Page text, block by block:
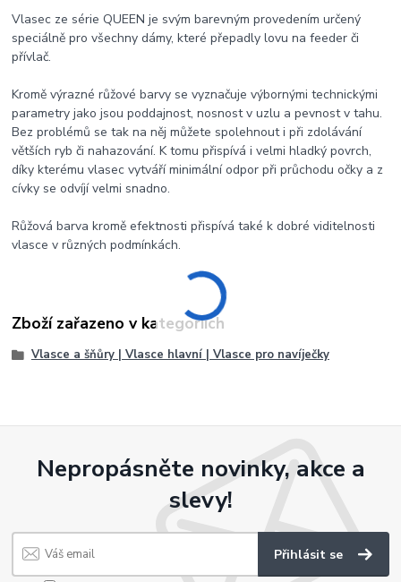
Vlasec ze série QUEEN je svým barevným provedením určený
speciálně pro všechny dámy, které přepadly lovu na feeder či
přívlač.
Kromě výrazné růžové barvy se vyznačuje výbornými technickými
parametry jako jsou poddajnost, nosnost v uzlu a pevnost v tahu.
Bez problémů se tak na něj můžete spolehnout i při zdolávání
větších ryb či nahazování. K tomu přispívá i velmi hladký povrch,
díky kterému vlasec vytváří minimální odpor při průchodu očky a z
cívky se odvíjí velmi snadno.
Růžová barva kromě efektnosti přispívá také k dobré viditelnosti
vlasce v různých podmínkách.
Zboží zařazeno v kategoriích
Vlasce a šňůry | Vlasce hlavní | Vlasce pro navíječky
Nepropásněte novinky, akce a
slevy!
Přihlásit se